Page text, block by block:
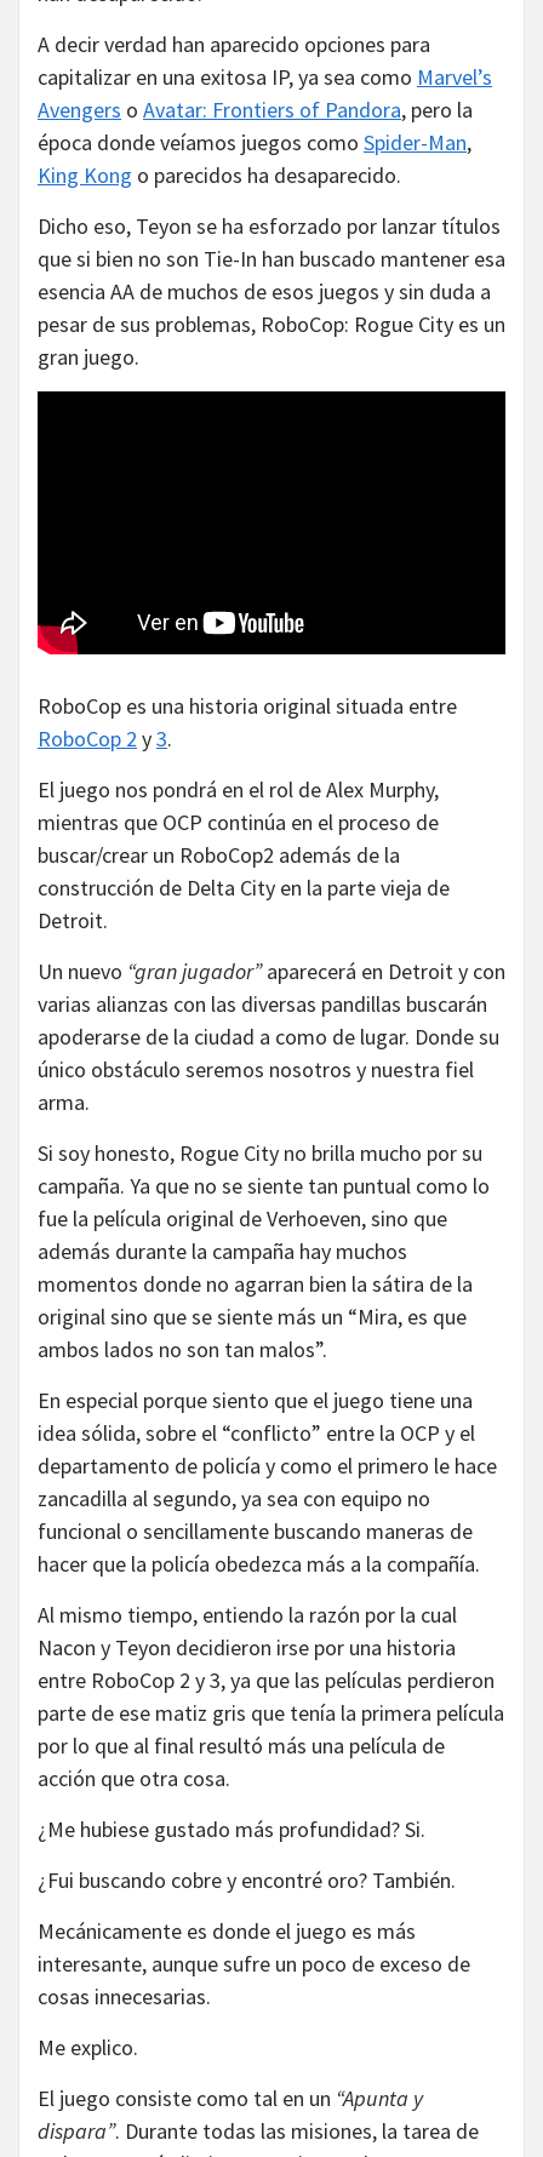
A decir verdad han aparecido opciones para
capitalizar en una exitosa IP, ya sea como Marvel’s
Avengers o Avatar: Frontiers of Pandora, pero la
época donde veíamos juegos como Spider-Man,
King Kong o parecidos ha desaparecido.
Dicho eso, Teyon se ha esforzado por lanzar títulos
que si bien no son Tie-In han buscado mantener esa
esencia AA de muchos de esos juegos y sin duda a
pesar de sus problemas, RoboCop: Rogue City es un
gran juego.
RoboCop es una historia original situada entre
RoboCop 2 y3.
El juego nos pondrá en el rol de Alex Murphy,
mientras que OCP continúa en el proceso de
buscar/crear un RoboCop2 además de la
construcción de Delta City en la parte vieja de
Detroit.
Un nuevo “gran jugador”aparecerá en Detroit y con
varias alianzas con las diversas pandillas buscarán
apoderarse de la ciudad a como de lugar. Donde su
único obstáculo seremos nosotros y nuestra fiel
arma.
Si soy honesto, Rogue City no brilla mucho por su
campaña. Ya que no se siente tan puntual como lo
fue la película original de Verhoeven, sino que
además durante la campaña hay muchos
momentos donde no agarran bien la sátira de la
original sino que se siente más un “Mira, es que
ambos lados no son tan malos”.
En especial porque siento que el juego tiene una
idea sólida, sobre el “conflicto” entre la OCP y el
departamento de policía y como el primero le hace
zancadilla al segundo, ya sea con equipo no
funcional o sencillamente buscando maneras de
hacer que la policía obedezca más a la compañía.
Al mismo tiempo, entiendo la razón por la cual
Nacon y Teyon decidieron irse por una historia
entre RoboCop 2 y 3, ya que las películas perdieron
parte de ese matiz gris que tenía la primera película
por lo que al final resultó más una película de
acción que otra cosa.
¿Me hubiese gustado más profundidad? Si.
¿Fui buscando cobre y encontré oro? También.
Mecánicamente es donde el juego es más
interesante, aunque sufre un poco de exceso de
cosas innecesarias.
Me explico.
El juego consiste como tal en un “Apunta y
dispara”. Durante todas las misiones, la tarea de